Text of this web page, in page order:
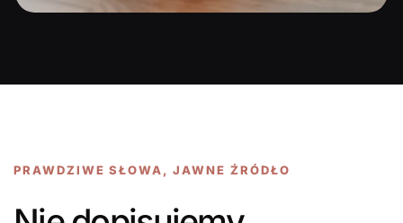
PRAWDZIWE SŁOWA, JAWNE ŹRÓDŁO